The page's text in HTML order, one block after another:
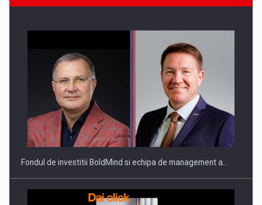
Fondul de investitii BoldMind si echipa de management a…